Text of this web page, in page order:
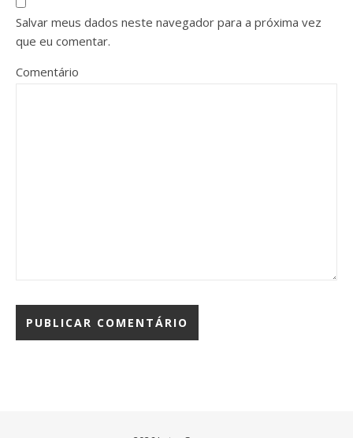
Salvar meus dados neste navegador para a próxima vez
que eu comentar.
Comentário